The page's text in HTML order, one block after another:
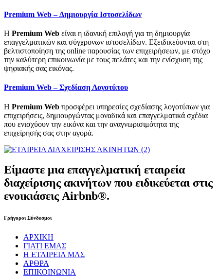
Premium Web – Δημιουργία Ιστοσελίδων
Η Premium Web είναι η ιδανική επιλογή για τη δημιουργία
επαγγελματικών και σύγχρονων ιστοσελίδων. Εξειδικεύονται στη
βελτιστοποίηση της online παρουσίας των επιχειρήσεων, με στόχο
την καλύτερη επικοινωνία με τους πελάτες και την ενίσχυση της
ψηφιακής σας εικόνας.
Premium Web – Σχεδίαση Λογοτύπου
Η Premium Web προσφέρει υπηρεσίες σχεδίασης λογοτύπων για
επιχειρήσεις, δημιουργώντας μοναδικά και επαγγελματικά σχέδια
που ενισχύουν την εικόνα και την αναγνωρισιμότητα της
επιχείρησής σας στην αγορά.
Είμαστε μια επαγγελματική εταιρεία
διαχείρισης ακινήτων που ειδικεύεται στις
ενοικιάσεις Airbnb®.
Γρήγοροι Σύνδεσμοι
ΑΡΧΙΚΗ
ΓΙΑΤΙ ΕΜΑΣ
Η ΕΤΑΙΡΕΙΑ ΜΑΣ
ΑΡΘΡΑ
ΕΠΙΚΟΙΝΩΝΙΑ